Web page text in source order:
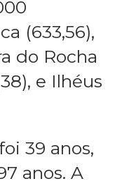
(633,56),
do Rocha
e Ilhéus
39 anos,
anos. A